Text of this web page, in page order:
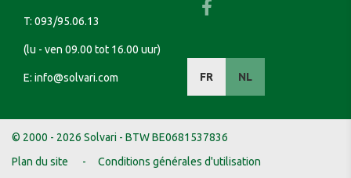
T: 093/95.06.13
(lu - ven 09.00 tot 16.00 uur)
E: info@solvari.com FR NL
© 2000 - 2026 Solvari - BTW BE0681537836
Plan du site
Conditions générales d'utilisation